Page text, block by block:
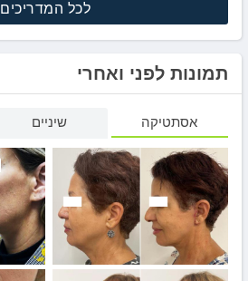
לכל המדריכים
תמונות לפני ואחרי
אסתטיקה שיניים